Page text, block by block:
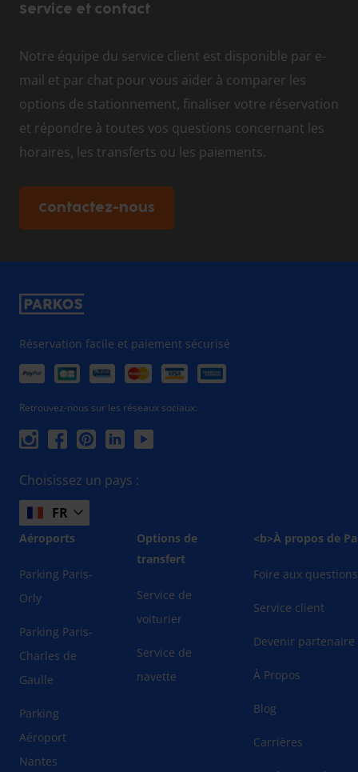
Service et contact
Notre équipe du service client est disponible par e-
mail et par chat pour vous aider à comparer les
options de stationnement, finaliser votre réservation
et répondre à toutes vos questions concernant les
horaires, les transferts ou les paiements.
Contactez-nous
Réservation facile et paiement sécurisé
Retrouvez-nous sur les réseaux sociaux.
Choisissez un pays :
FR
Aéroports
Parking Paris-
Orly
Parking Paris-
Charles de
Gaulle
Parking
Aéroport
Nantes
Options de
transfert
Service de
voiturier
Service de
navette
<b>À propos de
Foire aux questions
Service client
Devenir partenaire
À Propos
Blog
Carrières